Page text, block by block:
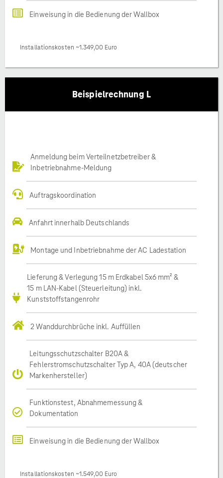
Einweisung in die Bedienung der Wallbox
Installationskosten ~1.349,00 Euro
Beispielrechnung L
Anmeldung beim Verteilnetzbetreiber &
Inbetriebnahme-Meldung
Auftragskoordination
Anfahrt innerhalb Deutschlands
Montage und Inbetriebnahme der AC Ladestation
Lieferung & Verlegung 15 m Erdkabel 5x6 mm² &
15 m LAN-Kabel (Steuerleitung) inkl.
Kunststoffstangenrohr
2 Wanddurchbrüche inkl. Auffüllen
Leitungsschutzschalter B20A &
Fehlerstromschutzschalter Typ A, 40A (deutscher
Markenhersteller)
Funktionstest, Abnahmemessung &
Dokumentation
Einweisung in die Bedienung der Wallbox
Installationskosten ~1.549,00 Euro